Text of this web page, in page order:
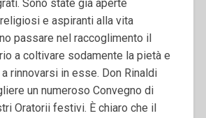
Sono state già aperte
e aspiranti alla vita
passare nel raccoglimento il
a coltivare sodamente la pietà e
rinnovarsi in esse. Don Rinaldi
un numeroso Convegno di
Oratorii festivi. Ѐ chiaro che il